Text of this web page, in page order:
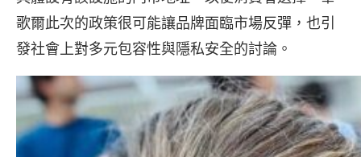
歌爾此次的政策很可能讓品牌面臨市場反彈，也引
發社會上對多元包容性與隱私安全的討論。